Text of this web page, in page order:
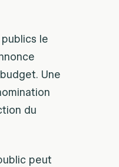
le
Une
du
peut